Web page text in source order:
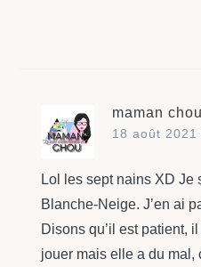
maman chou
18 août
Lol les sept nains XD Je
Blanche-Neige. J’en ai
Disons qu’il est patient,
jouer mais elle a du mal,